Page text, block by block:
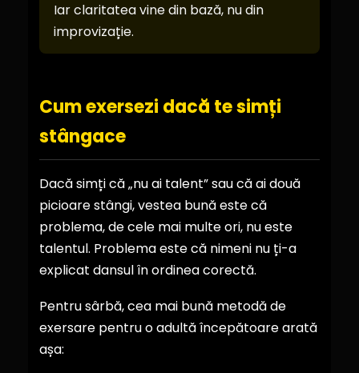
Iar claritatea vine din bază, nu din
improvizație.
Cum exersezi dacă te simți
stângace
Dacă simți că „nu ai talent” sau că ai două
picioare stângi, vestea bună este că
problema, de cele mai multe ori, nu este
talentul. Problema este că nimeni nu ți-a
explicat dansul în ordinea corectă.
Pentru sârbă, cea mai bună metodă de
exersare pentru o adultă începătoare arată
așa: